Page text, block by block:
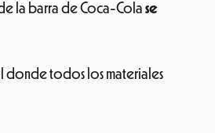
la barra de Coca-Colase
donde todos los materiales